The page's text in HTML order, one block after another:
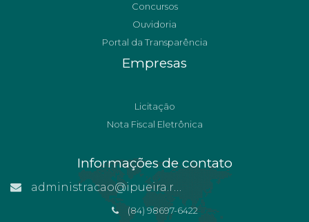
Concursos
Ouvidoria
Portal da Transparência
Empresas
Licitação
Nota Fiscal Eletrônica
Informações de contato
administracao@ipueira.rn.gov.br
(84) 98697-6422